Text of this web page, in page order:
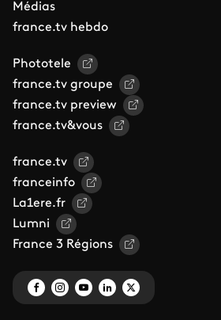
Médias
france.tv hebdo
Phototele
france.tv groupe
france.tv preview
france.tv&vous
france.tv
franceinfo
La1ere.fr
Lumni
France 3 Régions